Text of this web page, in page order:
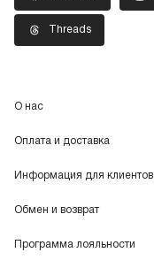
Threads
О нас
Оплата и доставка
Информация для клиентов
Обмен и возврат
Программа лояльности